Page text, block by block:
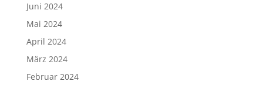
Juni 2024
Mai 2024
April 2024
März 2024
Februar 2024